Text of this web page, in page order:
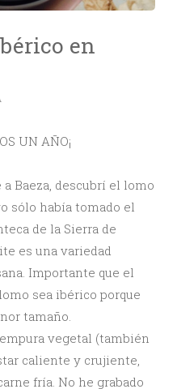
en
UN AÑO¡
Baeza, descubrí el lomo
sólo había tomado el
de la Sierra de
es una variedad
Importante que el
sea ibérico porque
tamaño.
vegetal (también
caliente y crujiente,
fría. No he grabado